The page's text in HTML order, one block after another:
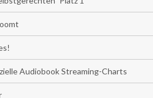
Audiobook Streaming-Charts